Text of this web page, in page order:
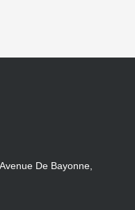
De Bayonne,